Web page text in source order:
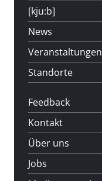
[kju:b]
News
Veranstaltungen
Standorte
Feedback
Kontakt
Über uns
Jobs